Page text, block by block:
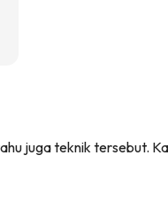
juga teknik tersebut.